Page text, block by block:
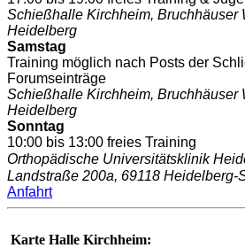
Schießhalle Kirchheim, Bruchhäuser
Heidelberg
Samstag
Training möglich nach Posts der
Forumseinträge
Schießhalle Kirchheim, Bruchhäuser
Heidelberg
Sonntag
10:00 bis 13:00 freies Training
Orthopädische Universitätsklinik
Landstraße 200a, 69118 Heidelberg-
Anfahrt
Karte Halle Kirchheim: